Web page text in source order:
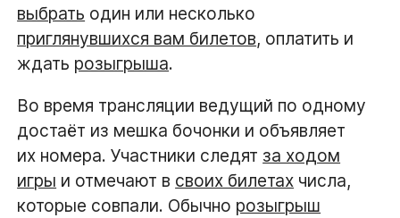
выбрать один или несколько
приглянувшихся вам билетов, оплатить и
ждать розыгрыша.
Во время трансляции ведущий по одному
достаёт из мешка бочонки и объявляет
их номера. Участники следят за ходом
игры и отмечают в своих билетах числа,
которые совпали. Обычно розыгрыш